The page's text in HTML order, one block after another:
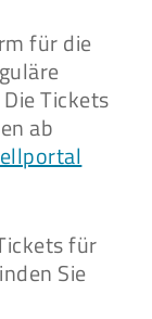
für die
Tickets
ab
für
Sie